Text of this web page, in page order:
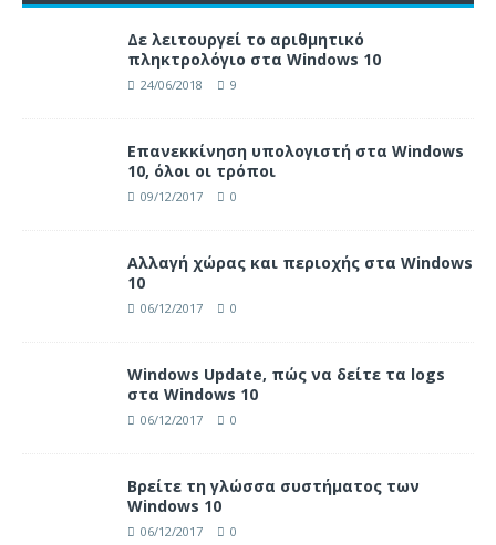
Δε λειτουργεί το αριθμητικό
πληκτρολόγιο στα Windows 10
24/06/2018 9
Επανεκκίνηση υπολογιστή στα Windows
10, όλοι οι τρόποι
09/12/2017 0
Αλλαγή χώρας και περιοχής στα Windows
10
06/12/2017 0
Windows Update, πώς να δείτε τα logs
στα Windows 10
06/12/2017 0
Βρείτε τη γλώσσα συστήματος των
Windows 10
06/12/2017 0